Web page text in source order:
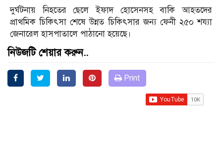
দুর্ঘটনায় নিহতের ছেলে ইফাদ হোসেনসহ বাকি আহতদের
প্রাথমিক চিকিৎসা শেষে উন্নত চিকিৎসার জন্য ফেনী ২৫০ শয্যা
জেনারেল হাসপাতালে পাঠানো হয়েছে।
নিউজটি শেয়ার করুন..
Print